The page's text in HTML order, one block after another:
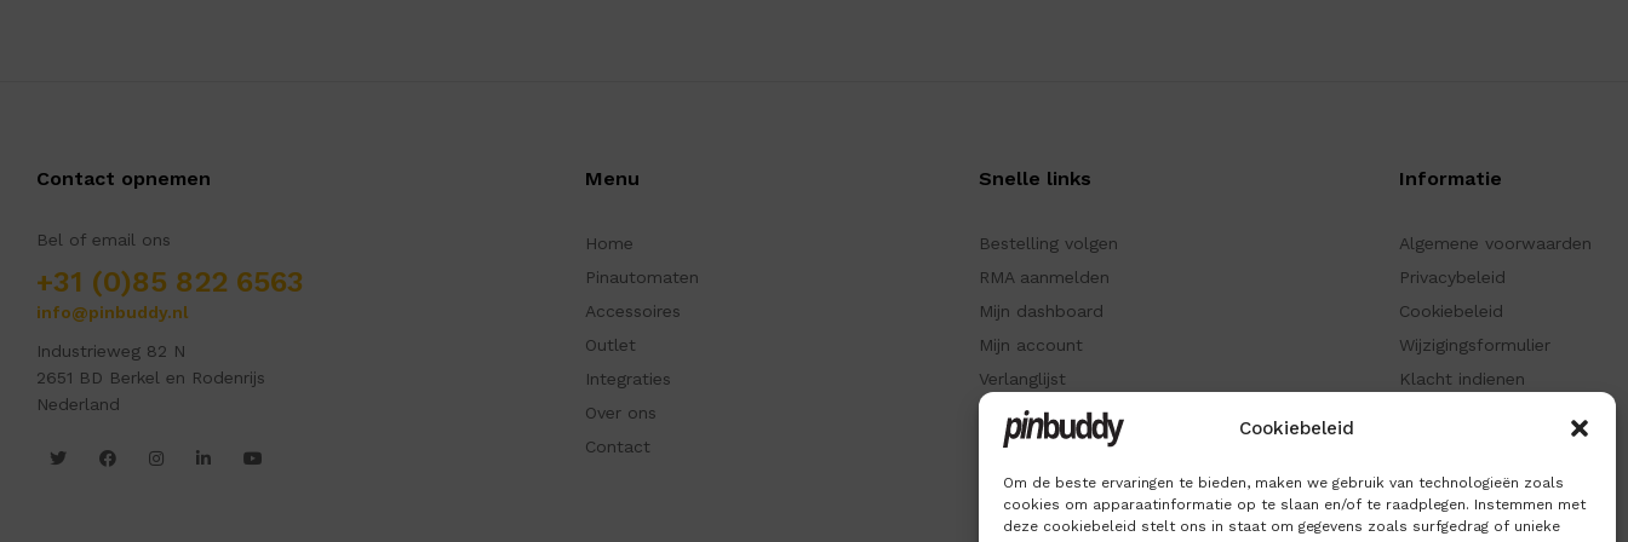
Cookiebeleid
Om de beste ervaringen te bieden, maken we gebruik van technologieën zoals
cookies om apparaatinformatie op te slaan en/of te raadplegen. Instemmen met
deze cookiebeleid stelt ons in staat om gegevens zoals surfgedrag of unieke
Contact opnemen
Bel of email ons
+31 (0)85 822 6563
info@pinbuddy.nl
Industrieweg 82 N
2651 BD Berkel en Rodenrijs
Nederland
Menu
Home
Pinautomaten
Accessoires
Outlet
Integraties
Over ons
Contact
Snelle links
Bestelling volgen
RMA aanmelden
Mijn dashboard
Mijn account
Verlanglijst
Recent bekeken
Kennisbank
Informatie
Algemene voorwaarden
Privacybeleid
Cookiebeleid
Wijzigingsformulier
Klacht indienen